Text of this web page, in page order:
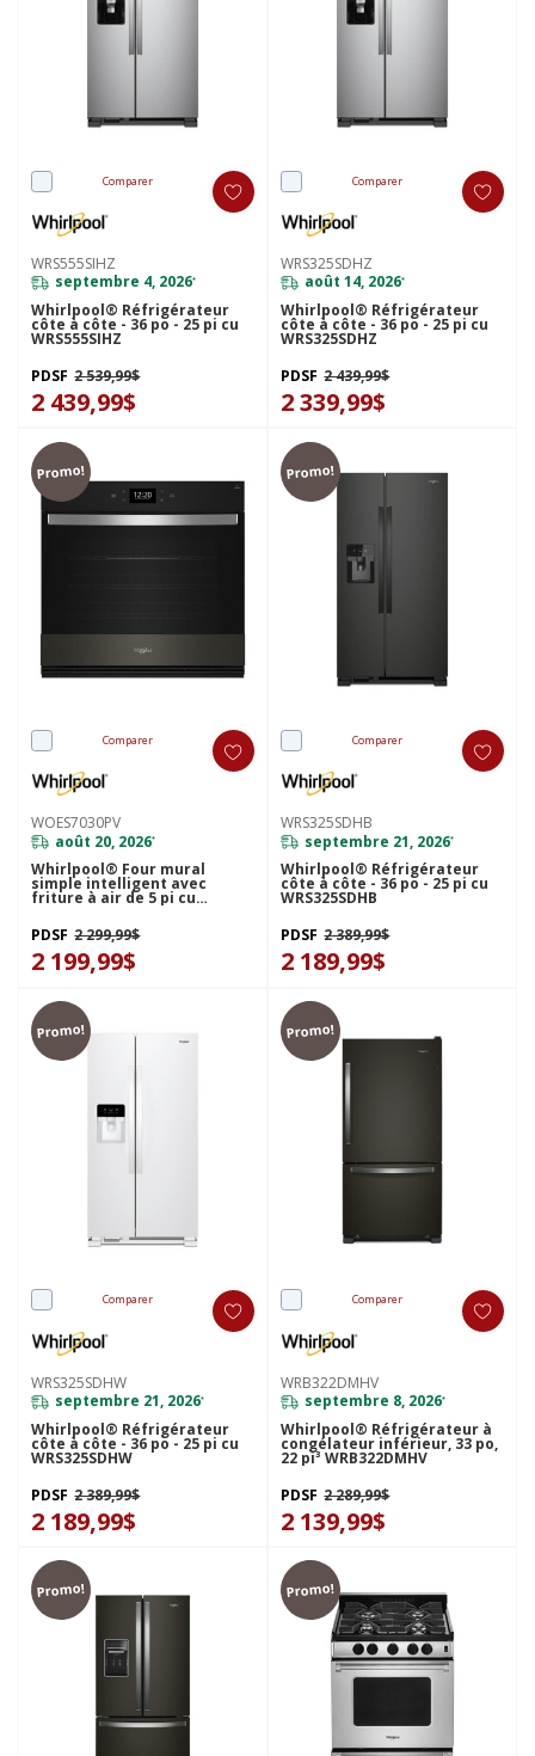
Comparer
WRS555SIHZ
septembre 4, 2026*
Whirlpool® Réfrigérateur
côte à côte - 36 po - 25 pi cu
WRS555SIHZ
PDSF 2 539,99$
2 439,99$
Comparer
WRS325SDHZ
août 14, 2026*
Whirlpool® Réfrigérateur
côte à côte - 36 po - 25 pi cu
WRS325SDHZ
PDSF 2 439,99$
2 339,99$
Promo!
Comparer
WOES7030PV
août 20, 2026*
Whirlpool® Four mural
simple intelligent avec
friture à air de 5 pi cu
PDSF 2 299,99$
2 199,99$
Promo!
Comparer
WRS325SDHB
septembre 21, 2026*
Whirlpool® Réfrigérateur
côte à côte - 36 po - 25 pi cu
WRS325SDHB
PDSF 2 389,99$
2 189,99$
Promo!
Comparer
WRS325SDHW
septembre 21, 2026*
Whirlpool® Réfrigérateur
côte à côte - 36 po - 25 pi cu
WRS325SDHW
PDSF 2 389,99$
2 189,99$
Promo!
Comparer
WRB322DMHV
septembre 8, 2026*
Whirlpool® Réfrigérateur à
congélateur inférieur, 33 po,
22 pi³ WRB322DMHV
PDSF 2 289,99$
2 139,99$
Promo! Promo!